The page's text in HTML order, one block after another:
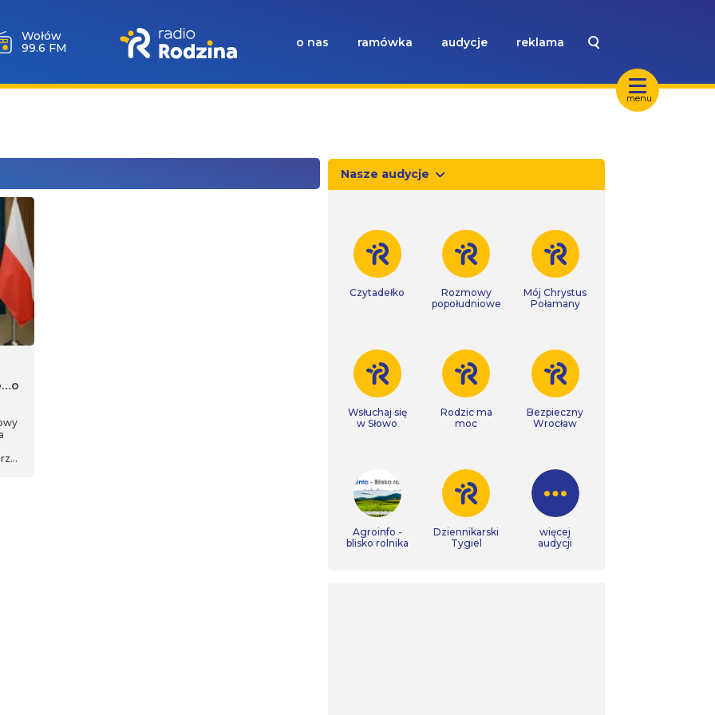
menu
Wołów
99.6 FM
o nas ramówka audycje reklama
Nasze audycje
Czytadełko
Rozmowy
popołudniowe
Mój Chrystus
Połamany
Wsłuchaj się
w Słowo
Rodzic ma
moc
Bezpieczny
Wrocław
Agroinfo -
blisko rolnika
Dziennikarski
Tygiel
więcej
audycji